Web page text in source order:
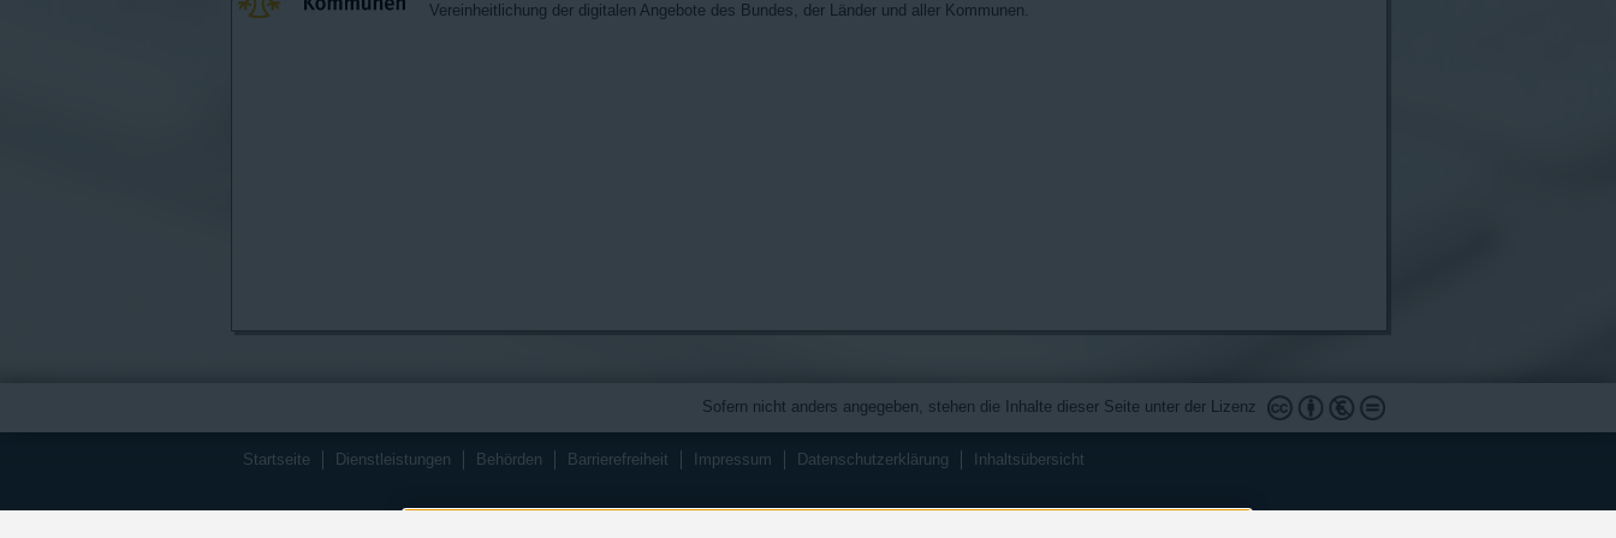
Vereinheitlichung der digitalen Angebote des Bundes, der Länder und aller Kommunen.
Sofern nicht anders angegeben, stehen die Inhalte dieser Seite unter der Lizenz
Startseite Dienstleistungen Behörden Barrierefreiheit Impressum Datenschutzerklärung Inhaltsübersicht